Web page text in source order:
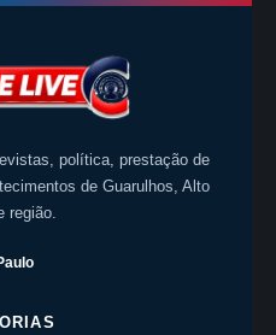
política, prestação de
de Guarulhos, Alto
região.